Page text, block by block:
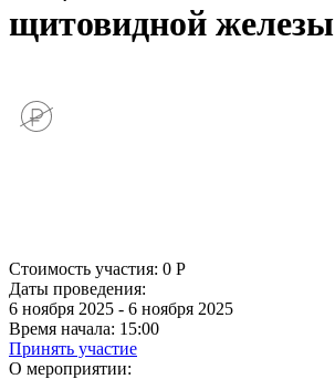
щитовидной железы
Стоимость участия: 0 Р
Даты проведения:
6 ноября 2025 - 6 ноября 2025
Время начала: 15:00
Принять участие
О мероприятии: